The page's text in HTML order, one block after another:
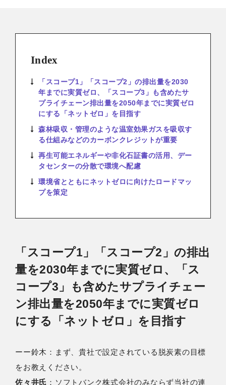
Index
「スコープ1」「スコープ2」の排出量を2030
年までに実質ゼロ、「スコープ3」も含めたサ
プライチェーン排出量を2050年までに実質ゼロ
にする「ネットゼロ」を目指す
森林吸収・管理のような温室効果ガスを吸収す
る仕組みなどのカーボンクレジットが重要
再生可能エネルギーや非化石証書の活用、デー
タセンターの分散で環境へ配慮
環境省とともにネットゼロに向けたロードマッ
プを策定
「スコープ1」「スコープ2」の排出
量を2030年までに実質ゼロ、「ス
コープ3」も含めたサプライチェー
ン排出量を2050年までに実質ゼロ
にする「ネットゼロ」を目指す
ーー鈴⽊：まず、貴社で設定されている脱炭素の目標
をお教えください。
佐々井氏 ：ソフトバンク株式会社のみならず当社の連